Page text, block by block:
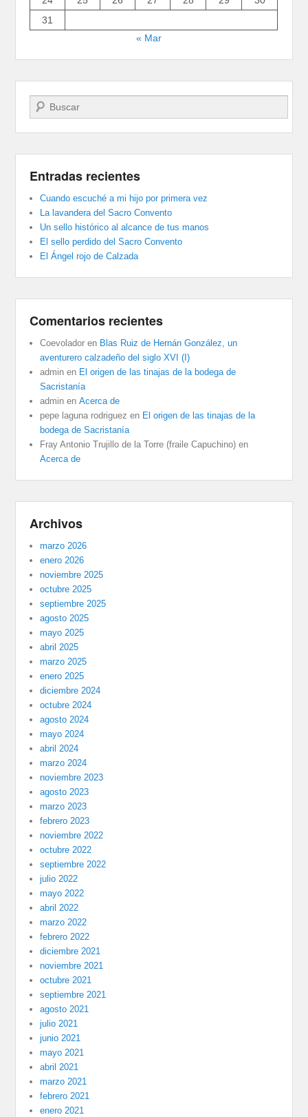
31
« Mar
Buscar
Entradas recientes
Cuando escuché a mi hijo por primera vez
La lavandera del Sacro Convento
Un sello histórico al alcance de tus manos
El sello perdido del Sacro Convento
El Ángel rojo de Calzada
Comentarios recientes
Coevolador en Blas Ruiz de Hernán González, un
aventurero calzadeño del siglo XVI (I)
admin en El origen de las tinajas de la bodega de
Sacristanía
admin enAcerca de
pepe laguna rodriguez en El origen de las tinajas de la
bodega de Sacristanía
Fray Antonio Trujillo de la Torre (fraile Capuchino) en
Acerca de
Archivos
marzo 2026
enero 2026
noviembre 2025
octubre 2025
septiembre 2025
agosto 2025
mayo 2025
abril 2025
marzo 2025
enero 2025
diciembre 2024
octubre 2024
agosto 2024
mayo 2024
abril 2024
marzo 2024
noviembre 2023
agosto 2023
marzo 2023
febrero 2023
noviembre 2022
octubre 2022
septiembre 2022
julio 2022
mayo 2022
abril 2022
marzo 2022
febrero 2022
diciembre 2021
noviembre 2021
octubre 2021
septiembre 2021
agosto 2021
julio 2021
junio 2021
mayo 2021
abril 2021
marzo 2021
febrero 2021
enero 2021